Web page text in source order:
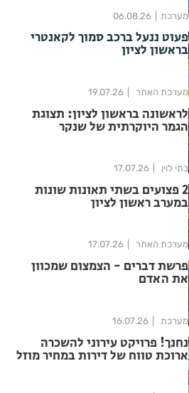
מערכת 06.08.26
פעוט ננעל ברכב סמוך לקאנטרי
בראשון לציון
מערכת האתר 19.07.26
לראשונה בראשון לציון: תצוגת
הגמר היוקרתית של שנקר
בתי לוין 17.07.26
2 פצועים בשתי תאונות שונות
במערב ראשון לציון
מערכת האתר 17.07.26
פרשת דברים - הצמצום שמכוון
את האדם
מערכת 16.07.26
נחנך! פרויקט עירוני להשכרה
ארוכת טווח של דירות במחיר מוזל